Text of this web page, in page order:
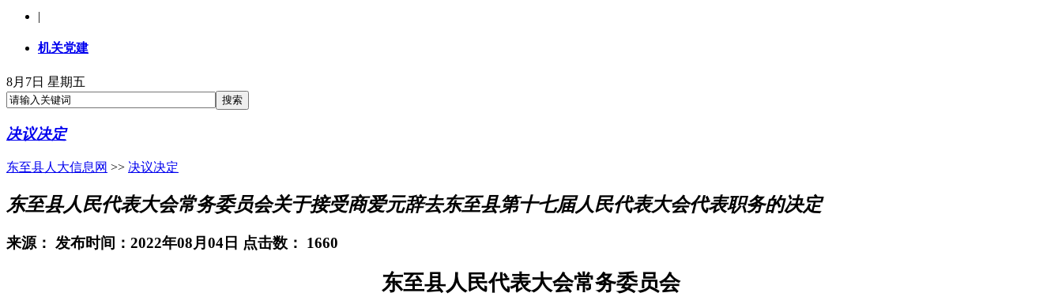
|
机关党建
8月7日 星期五
决议决定
东至县人大信息网 >> 决议决定
东至县人民代表大会常务委员会关于接受商爱元辞去东至县第十七届人民代表大会代表职务的决定
来源： 发布时间：2022年08月04日 点击数： 1660
东至县人民代表大会常务委员会